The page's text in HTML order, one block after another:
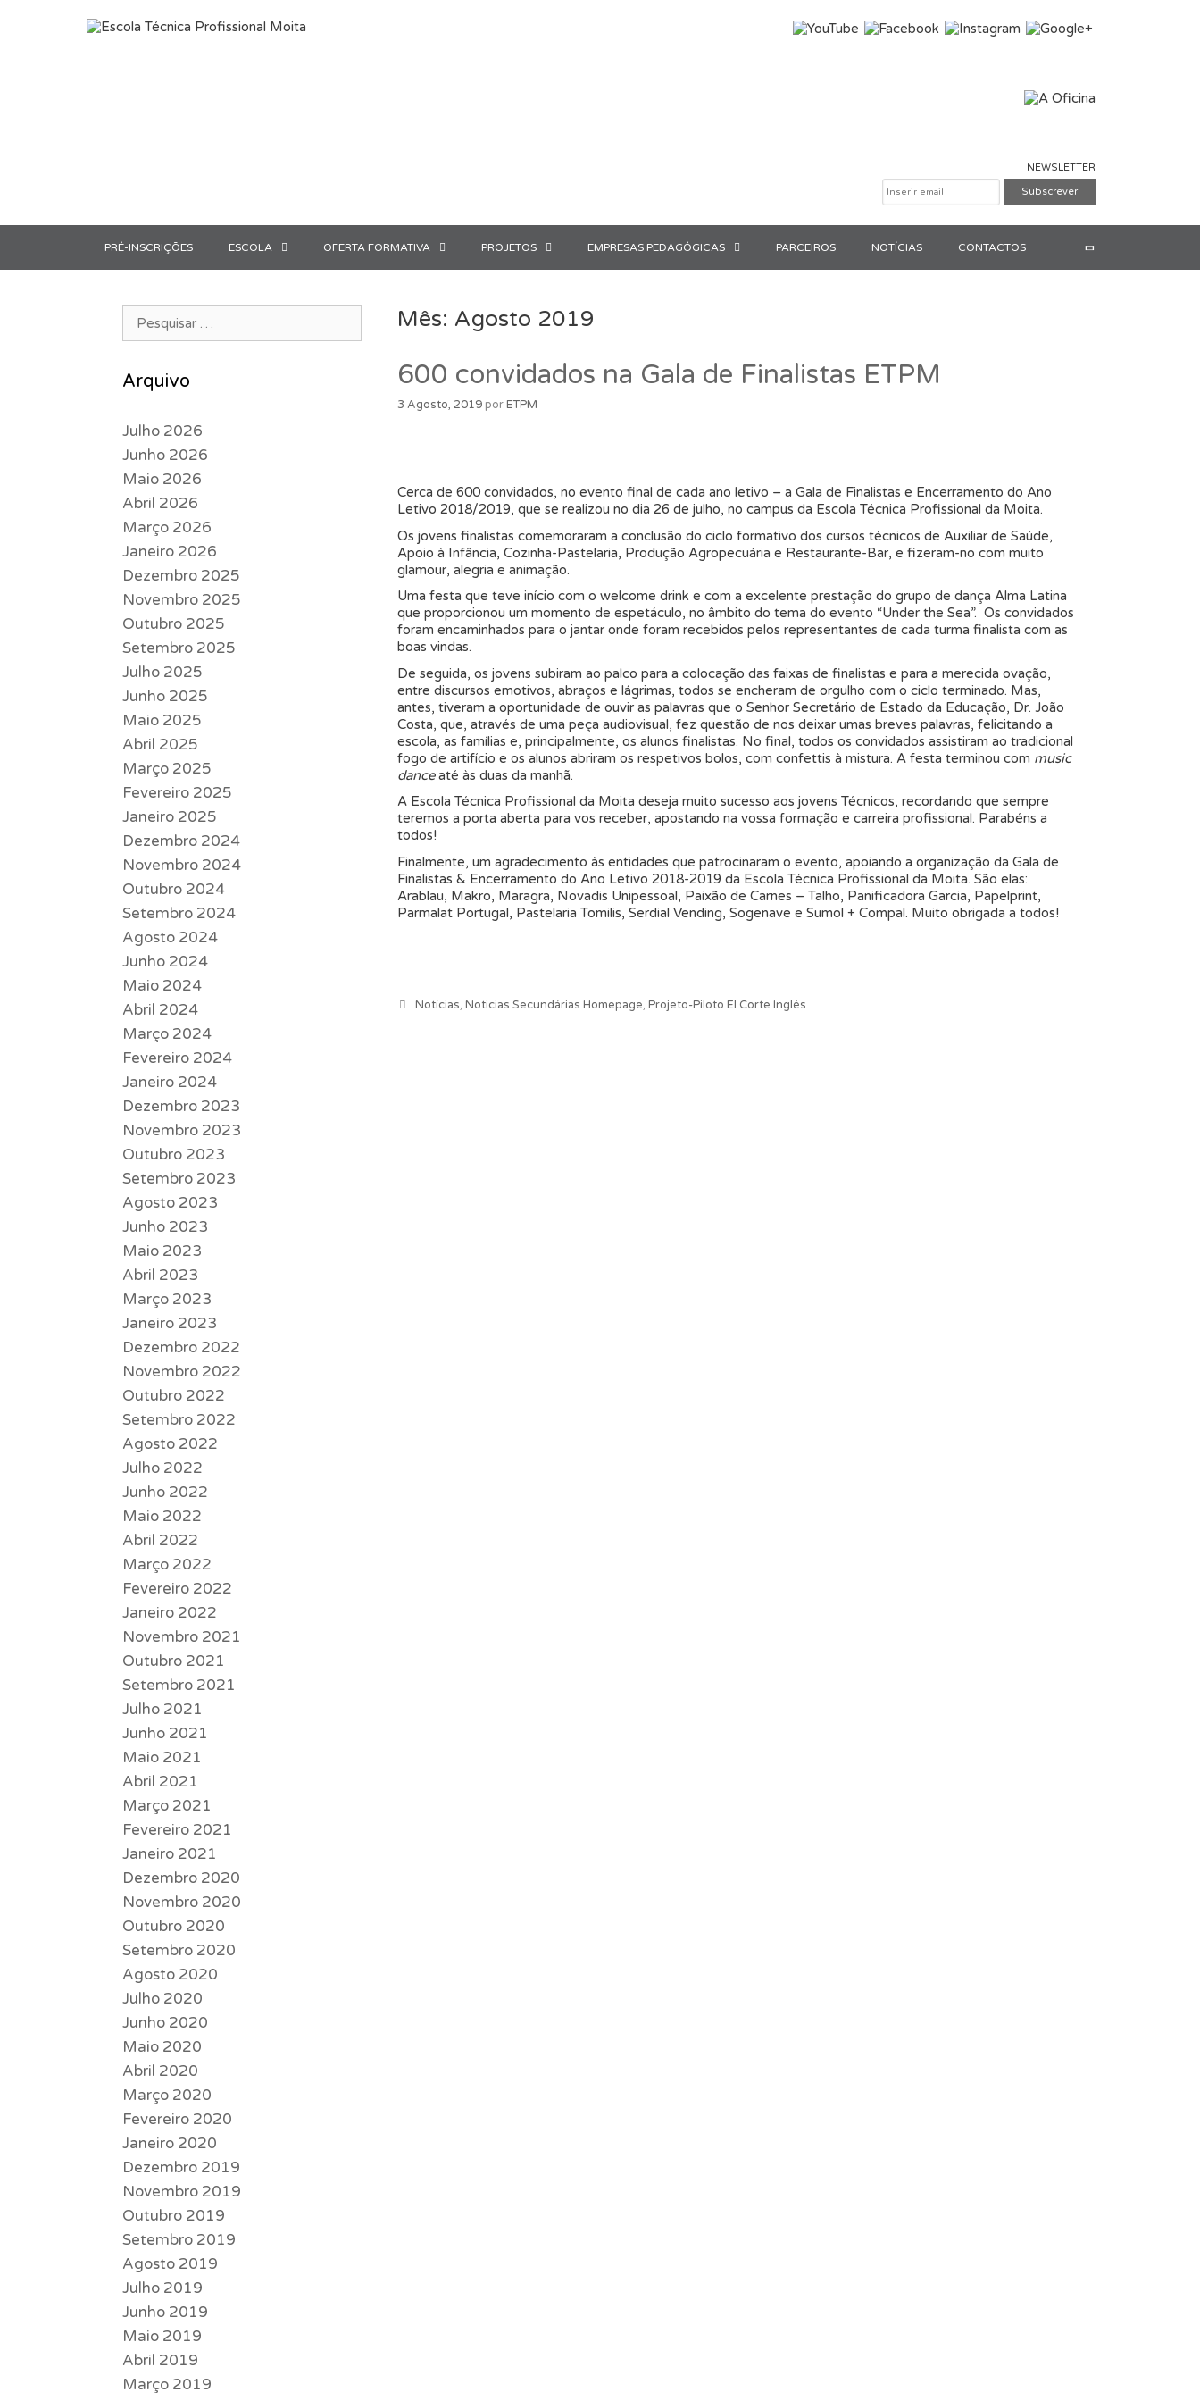
NEWSLETTER
PRÉ-INSCRIÇÕES ESCOLA OFERTA FORMATIVA PROJETOS EMPRESAS PEDAGÓGICAS PARCEIROS NOTÍCIAS CONTACTOS Pesquisar
Mês: Agosto 2019
600 convidados na Gala de Finalistas ETPM
3 Agosto, 2019 porETPM
Cerca de 600 convidados, no evento final de cada ano letivo – a Gala de Finalistas e Encerramento do Ano
Letivo 2018/2019, que se realizou no dia 26 de julho, no campus da Escola Técnica Profissional da Moita.
Os jovens finalistas comemoraram a conclusão do ciclo formativo dos cursos técnicos de Auxiliar de Saúde,
Apoio à Infância, Cozinha-Pastelaria, Produção Agropecuária e Restaurante-Bar, e fizeram-no com muito
glamour, alegria e animação.
Uma festa que teve início com o welcome drink e com a excelente prestação do grupo de dança Alma Latina
que proporcionou um momento de espetáculo, no âmbito do tema do evento “Under the Sea”. Os convidados
foram encaminhados para o jantar onde foram recebidos pelos representantes de cada turma finalista com as
boas vindas.
De seguida, os jovens subiram ao palco para a colocação das faixas de finalistas e para a merecida ovação,
entre discursos emotivos, abraços e lágrimas, todos se encheram de orgulho com o ciclo terminado. Mas,
antes, tiveram a oportunidade de ouvir as palavras que o Senhor Secretário de Estado da Educação, Dr. João
Costa, que, através de uma peça audiovisual, fez questão de nos deixar umas breves palavras, felicitando a
escola, as famílias e, principalmente, os alunos finalistas. No final, todos os convidados assistiram ao tradicional
fogo de artifício e os alunos abriram os respetivos bolos, com confettis à mistura. A festa terminou com music
danceaté às duas da manhã.
A Escola Técnica Profissional da Moita deseja muito sucesso aos jovens Técnicos, recordando que sempre
teremos a porta aberta para vos receber, apostando na vossa formação e carreira profissional. Parabéns a
todos!
Finalmente, um agradecimento às entidades que patrocinaram o evento, apoiando a organização da Gala de
Finalistas & Encerramento do Ano Letivo 2018-2019 da Escola Técnica Profissional da Moita. São elas:
Arablau, Makro, Maragra, Novadis Unipessoal, Paixão de Carnes – Talho, Panificadora Garcia, Papelprint,
Parmalat Portugal, Pastelaria Tomilis, Serdial Vending, Sogenave e Sumol + Compal. Muito obrigada a todos!
Categorias
Notícias,Noticias Secundárias Homepage,Projeto-Piloto El Corte Inglés
Pesquisar por:
Arquivo
Julho 2026
Junho 2026
Maio 2026
Abril 2026
Março 2026
Janeiro 2026
Dezembro 2025
Novembro 2025
Outubro 2025
Setembro 2025
Julho 2025
Junho 2025
Maio 2025
Abril 2025
Março 2025
Fevereiro 2025
Janeiro 2025
Dezembro 2024
Novembro 2024
Outubro 2024
Setembro 2024
Agosto 2024
Junho 2024
Maio 2024
Abril 2024
Março 2024
Fevereiro 2024
Janeiro 2024
Dezembro 2023
Novembro 2023
Outubro 2023
Setembro 2023
Agosto 2023
Junho 2023
Maio 2023
Abril 2023
Março 2023
Janeiro 2023
Dezembro 2022
Novembro 2022
Outubro 2022
Setembro 2022
Agosto 2022
Julho 2022
Junho 2022
Maio 2022
Abril 2022
Março 2022
Fevereiro 2022
Janeiro 2022
Novembro 2021
Outubro 2021
Setembro 2021
Julho 2021
Junho 2021
Maio 2021
Abril 2021
Março 2021
Fevereiro 2021
Janeiro 2021
Dezembro 2020
Novembro 2020
Outubro 2020
Setembro 2020
Agosto 2020
Julho 2020
Junho 2020
Maio 2020
Abril 2020
Março 2020
Fevereiro 2020
Janeiro 2020
Dezembro 2019
Novembro 2019
Outubro 2019
Setembro 2019
Agosto 2019
Julho 2019
Junho 2019
Maio 2019
Abril 2019
Março 2019